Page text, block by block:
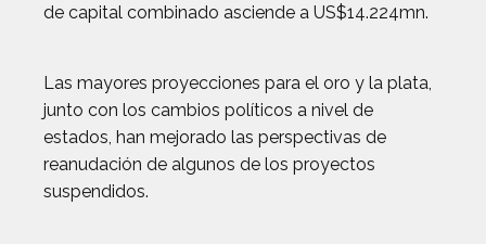
de capital combinado asciende a US$14.224mn.
Las mayores proyecciones para el oro y la plata,
junto con los cambios políticos a nivel de
estados, han mejorado las perspectivas de
reanudación de algunos de los proyectos
suspendidos.